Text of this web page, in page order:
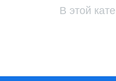
В этой